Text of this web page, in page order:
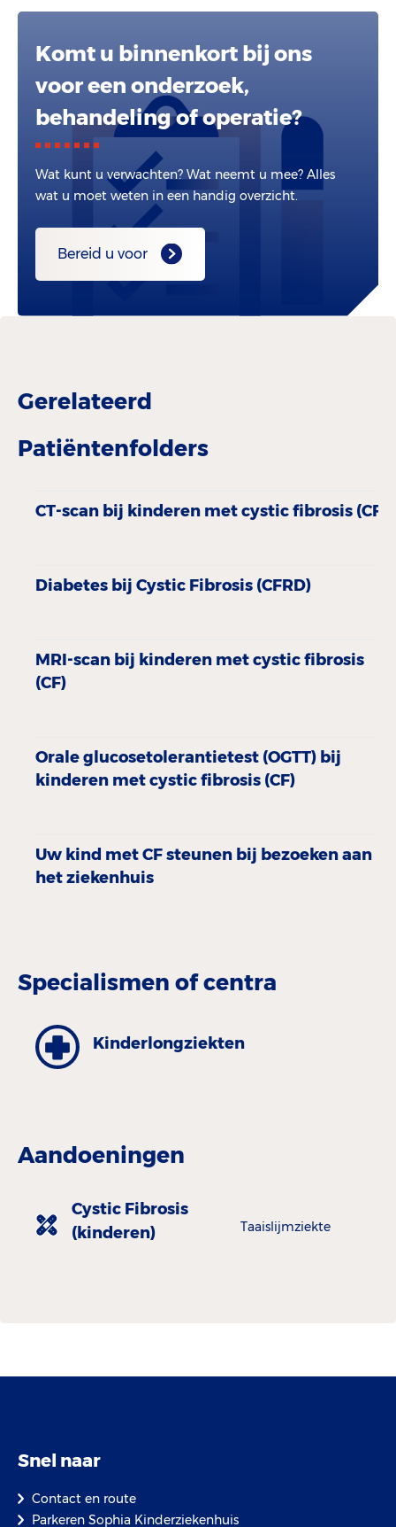
Komt u binnenkort bij ons
voor een onderzoek,
behandeling of operatie?
Wat kunt u verwachten? Wat neemt u mee? Alles
wat u moet weten in een handig overzicht.
Bereid u voor
Gerelateerd
Patiëntenfolders
CT-scan bij kinderen met cystic fibrosis (CF)
Diabetes bij Cystic Fibrosis (CFRD)
MRI-scan bij kinderen met cystic fibrosis
(CF)
Orale glucosetolerantietest (OGTT) bij
kinderen met cystic fibrosis (CF)
Uw kind met CF steunen bij bezoeken aan
het ziekenhuis
Specialismen of centra
Kinder­longziekten
Aandoeningen
Cystic Fibrosis
(kinderen)
Taaislijmziekte
Snel naar
Contact en route
Parkeren Sophia Kinderziekenhuis